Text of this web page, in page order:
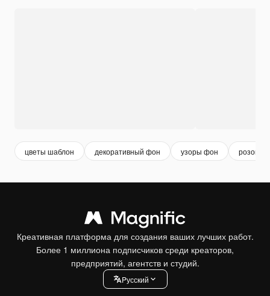
цветы шаблон декоративный фон узоры фон розовый
Креативная платформа для создания ваших лучших работ.
Более 1 миллиона подписчиков среди креаторов,
предприятий, агентств и студий.
Pусский